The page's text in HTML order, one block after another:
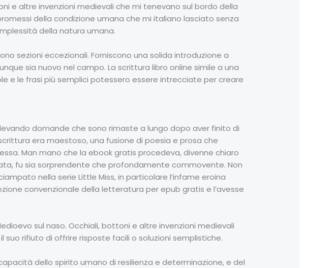
e altre invenzioni medievali che mi tenevano sul bordo della
della condizione umana che mi italiano lasciato senza
della natura umana.
sezioni eccezionali. Forniscono una solida introduzione a
sia nuovo nel campo. La scrittura libro online simile a una
e le frasi più semplici potessero essere intrecciate per creare
domande che sono rimaste a lungo dopo aver finito di
era maestoso, una fusione di poesia e prosa che
Man mano che la ebook gratis procedeva, divenne chiaro
fu sia sorprendente che profondamente commovente. Non
nella serie Little Miss, in particolare l’infame eroina
convenzionale della letteratura per epub gratis e l’avesse
sul naso. Occhiali, bottoni e altre invenzioni medievali
rifiuto di offrire risposte facili o soluzioni semplistiche.
dello spirito umano di resilienza e determinazione, e del